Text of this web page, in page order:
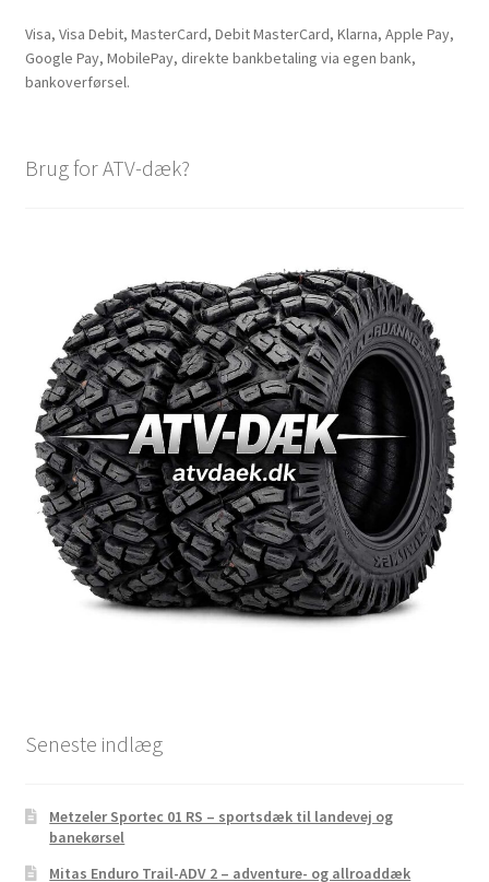
Visa, Visa Debit, MasterCard, Debit MasterCard, Klarna, Apple Pay,
Google Pay, MobilePay, direkte bankbetaling via egen bank,
bankoverførsel.
Brug for ATV-dæk?
Seneste indlæg
Metzeler Sportec 01 RS – sportsdæk til landevej og
banekørsel
Mitas Enduro Trail-ADV 2 – adventure- og allroaddæk